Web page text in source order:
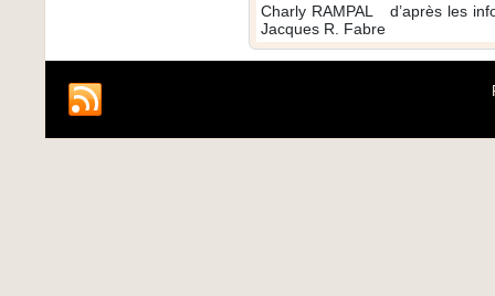
Charly RAMPAL d’après les
Jacques R. Fabre